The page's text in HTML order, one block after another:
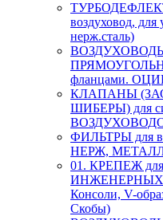
воздуховод,
нерж.сталь)
фланцами.
КЛАПАНЫ
ШИБЕРЫ) для
ФИЛЬТРЫ для
НЕРЖ,
01. КРЕПЕЖ
ИНЖЕНЕРНЫХ
Консоли, V-
Скобы)